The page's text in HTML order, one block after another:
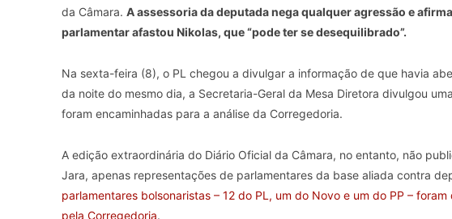
da Câmara. A assessoria da deputada nega qualquer agressão e
parlamentar afastou Nikolas, que “pode ter se desequilibrado”.
Na sexta-feira (8), o PL chegou a divulgar a informação de que havia
da noite do mesmo dia, a Secretaria-Geral da Mesa Diretora divulgou
foram encaminhadas para a análise da Corregedoria.
A edição extraordinária do Diário Oficial da Câmara, no entanto, não
Jara, apenas representações de parlamentares da base aliada contra
parlamentares bolsonaristas – 12 do PL, um do Novo e um do PP –
pela Corregedoria.